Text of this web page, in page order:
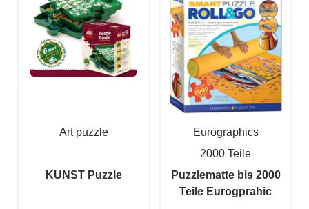
Art puzzle
KUNST Puzzle
Eurographics
2000 Teile
Puzzlematte bis 2000
Teile Eurogprahic